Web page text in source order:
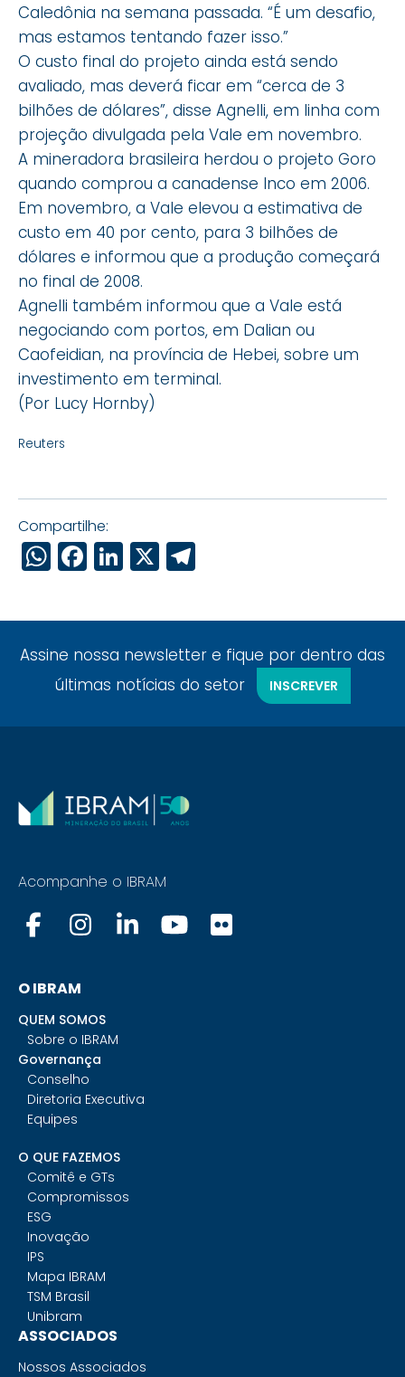
Caledônia na semana passada. “É um desafio,
mas estamos tentando fazer isso.”
O custo final do projeto ainda está sendo
avaliado, mas deverá ficar em “cerca de 3
bilhões de dólares”, disse Agnelli, em linha com
projeção divulgada pela Vale em novembro.
A mineradora brasileira herdou o projeto Goro
quando comprou a canadense Inco em 2006.
Em novembro, a Vale elevou a estimativa de
custo em 40 por cento, para 3 bilhões de
dólares e informou que a produção começará
no final de 2008.
Agnelli também informou que a Vale está
negociando com portos, em Dalian ou
Caofeidian, na província de Hebei, sobre um
investimento em terminal.
(Por Lucy Hornby)
Reuters
Compartilhe:
WhatsApp
Facebook
LinkedIn
X
Assine nossa newsletter e fique por dentro das
últimas notícias do setor
INSCREVER
Acompanhe o IBRAM
O IBRAM
QUEM SOMOS
Sobre o IBRAM
Governança
Conselho
Diretoria Executiva
Equipes
O QUE FAZEMOS
Comitê e GTs
Compromissos
ESG
Inovação
IPS
Mapa IBRAM
TSM Brasil
Unibram
ASSOCIADOS
Nossos Associados